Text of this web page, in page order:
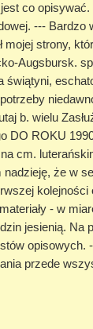
co
--- Bardzo
mojej strony,
Augsbursk.
b. wielu
DO ROKU
cm.
że w
kolejności
- w
jesienią. Na
opisowych.
przede